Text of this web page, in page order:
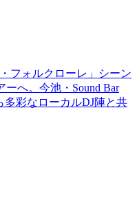
フォルクローレ」シーン
へ。今池・Sound Bar
多彩なローカルDJ陣と共